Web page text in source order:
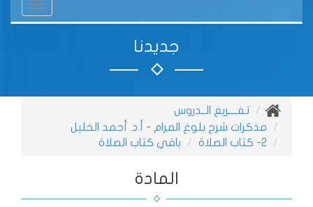
Toggle
جديدنا
تفــــريغ الــدروس
مذكرات شرح بلوغ المرام - أ.د. أحمد الخليل
2- كتاب الصلاة
باقي كتاب الصلاة
المادة